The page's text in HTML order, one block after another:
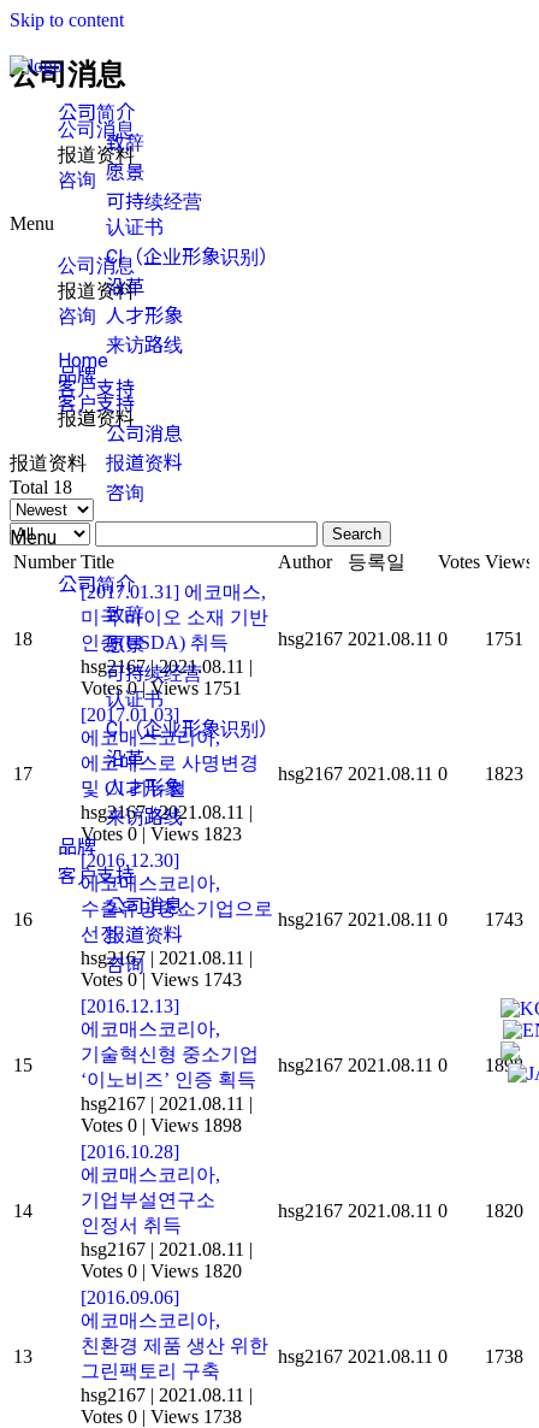
Skip to content
公司简介
致辞
愿景
可持续经营
认证书
CI（企业形象识别）
沿革
人才形象
来访路线
品牌
客户支持
公司消息
报道资料
咨询
Menu
公司简介
致辞
愿景
可持续经营
认证书
CI（企业形象识别）
沿革
人才形象
来访路线
品牌
客户支持
公司消息
报道资料
咨询
公司消息
公司消息
报道资料
咨询
Menu
公司消息
报道资料
咨询
Home
客户支持
报道资料
报道资料
Total 18
Search
Number Title Author 등록일 Votes Views
18
[2017.01.31] 에코매스,
미국 바이오 소재 기반
인증(USDA) 취득
hsg2167 | 2021.08.11 |
Votes 0 | Views 1751
hsg2167 2021.08.11 0 1751
17
[2017.01.03]
에코매스코리아,
에코매스로 사명변경
및 CI 리뉴얼
hsg2167 | 2021.08.11 |
Votes 0 | Views 1823
hsg2167 2021.08.11 0 1823
16
[2016.12.30]
에코매스코리아,
수출유망중소기업으로
선정
hsg2167 | 2021.08.11 |
Votes 0 | Views 1743
hsg2167 2021.08.11 0 1743
15
[2016.12.13]
에코매스코리아,
기술혁신형 중소기업
‘이노비즈’ 인증 획득
hsg2167 | 2021.08.11 |
Votes 0 | Views 1898
hsg2167 2021.08.11 0 1898
14
[2016.10.28]
에코매스코리아,
기업부설연구소
인정서 취득
hsg2167 | 2021.08.11 |
Votes 0 | Views 1820
hsg2167 2021.08.11 0 1820
13
[2016.09.06]
에코매스코리아,
친환경 제품 생산 위한
그린팩토리 구축
hsg2167 | 2021.08.11 |
Votes 0 | Views 1738
hsg2167 2021.08.11 0 1738